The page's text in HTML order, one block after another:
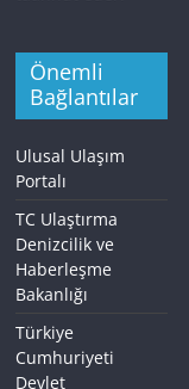
Önemli
Bağlantılar
Ulusal Ulaşım
Portalı
TC Ulaştırma
Denizcilik ve
Haberleşme
Bakanlığı
Türkiye
Cumhuriyeti
Devlet